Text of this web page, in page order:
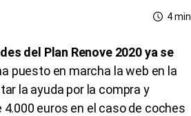
4 min
del Plan Renove 2020 ya se
puesto en marcha la web en la
la ayuda por la compra y
euros en el caso de coches